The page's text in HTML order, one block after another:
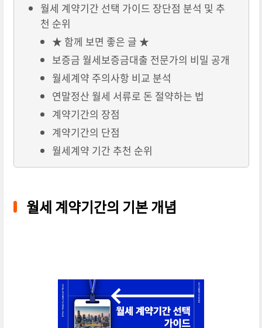
월세 계약기간 선택 가이드 장단점 분석 및 추
천 순위
★ 함께 보면 좋은 글 ★
보증금 월세보증금대출 전문가의 비밀 공개
월세계약 주의사항 비교 분석
연말정산 월세 서류로 돈 절약하는 법
계약기간의 장점
계약기간의 단점
월세계약 기간 추천 순위
월세 계약기간의 기본 개념